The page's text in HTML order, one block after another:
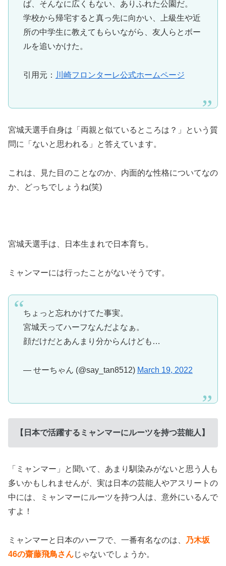
ば、そんなに広くもない、ありふれた公園だ。
学校から帰宅すると真っ先に向かい、上級生や近
所の中学生に教えてもらいながら、友人らとボー
ルを追いかけた。
引用元： 川崎フロンターレ公式ホームページ
宮城天選手自身は「両親と似ているところは？」という質
問に「ないと思われる」と答えています。
これは、見た目のことなのか、内面的な性格についてなの
か、どっちでしょうね(笑)
宮城天選手は、日本生まれで日本育ち。
ミャンマーには行ったことがないそうです。
ちょっと忘れかけてた事実。
宮城天ってハーフなんだよなぁ。
顔だけだとあんまり分からんけども…
— せーちゃん (@say_tan8512) March 19, 2022
【日本で活躍するミャンマーにルーツを持つ芸能人】
「ミャンマー」と聞いて、あまり馴染みがないと思う人も
多いかもしれませんが、実は日本の芸能人やアスリートの
中には、ミャンマーにルーツを持つ人は、意外にいるんで
すよ！
ミャンマーと日本のハーフで、一番有名なのは、
乃木坂
46の齋藤飛鳥さんじゃないでしょうか。